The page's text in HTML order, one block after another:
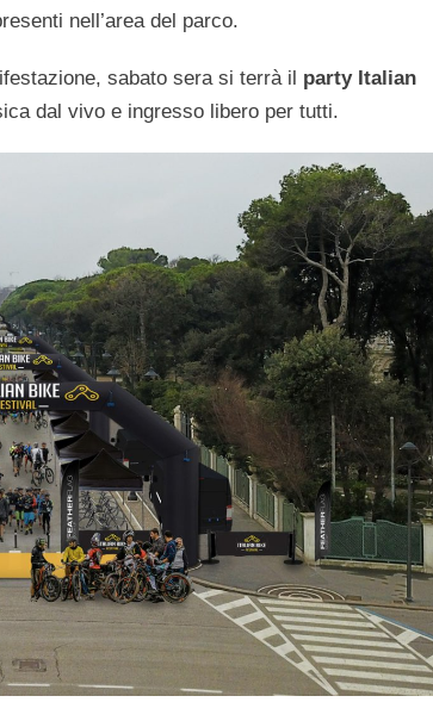
nell’area del parco.
sabato sera si terrà il party Italian
dal vivo e ingresso libero per tutti.